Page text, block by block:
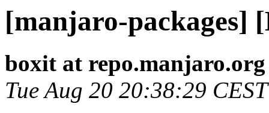
[manjaro-packages]
boxit at repo.manjaro.org
Tue Aug 20 20:38:29